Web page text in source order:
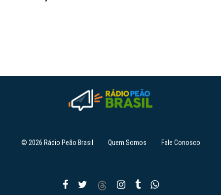
© 2026 Rádio Peão Brasil Quem Somos Fale Conosco